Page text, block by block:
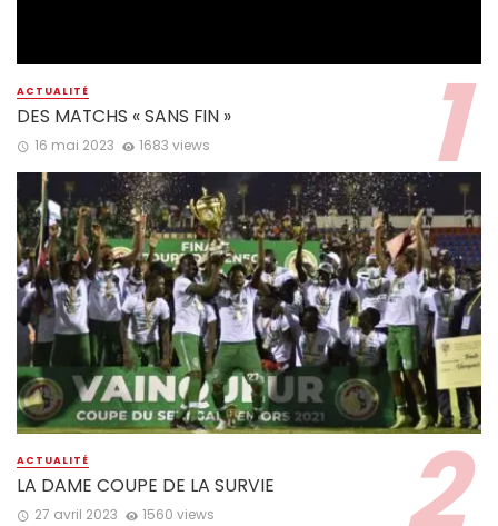
ACTUALITÉ
DES MATCHS « SANS FIN »
16 mai 2023 1683 views
ACTUALITÉ
LA DAME COUPE DE LA SURVIE
27 avril 2023 1560 views